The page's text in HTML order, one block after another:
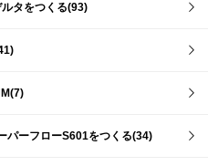
タをつくる(93)
パーフローS601をつくる(34)